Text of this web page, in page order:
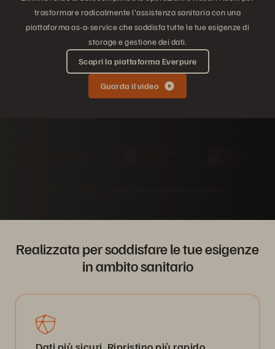
trasformare radicalmente l'assistenza sanitaria con una
piattaforma as-a-service che soddisfa tutte le tue esigenze di
storage e gestione dei dati.
Scopri la piattaforma Everpure
Guarda il video
Realizzata per soddisfare le tue esigenze
in ambito sanitario